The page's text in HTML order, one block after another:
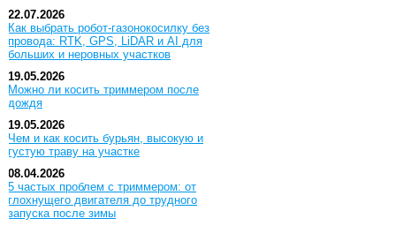
22.07.2026
Как выбрать робот-газонокосилку без
провода: RTK, GPS, LiDAR и AI для
больших и неровных участков
19.05.2026
Можно ли косить триммером после
дождя
19.05.2026
Чем и как косить бурьян, высокую и
густую траву на участке
08.04.2026
5 частых проблем с триммером: от
глохнущего двигателя до трудного
запуска после зимы